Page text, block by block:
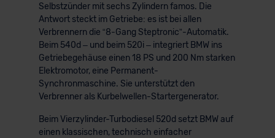
Selbstzünder mit sechs Zylindern famos. Die
Antwort steckt im Getriebe: es ist bei allen
Verbrennern die “8-Gang Steptronic”-Automatik.
Beim 540d – und beim 520i – integriert BMW ins
Getriebegehäuse einen 18 PS und 200 Nm starken
Elektromotor, eine Permanent-
Synchronmaschine. Sie unterstützt den
Verbrenner als Kurbelwellen-Startergenerator.
Beim Vierzylinder-Turbodiesel 520d setzt BMW auf
einen klassischen, technisch einfacher